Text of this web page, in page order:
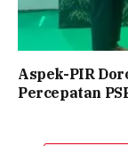
Aspek-PIR
Percepatan